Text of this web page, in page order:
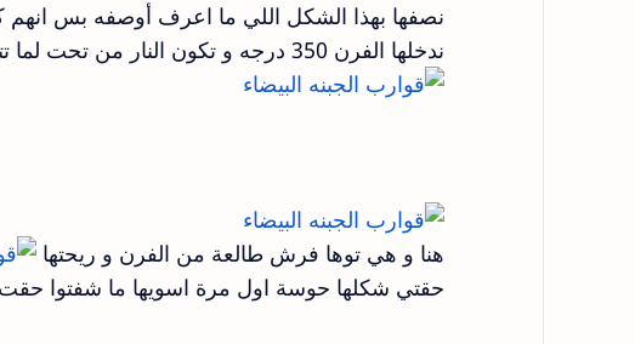
نصفها بهذا الشكل اللي ما اعرف أوصفه بس انهم
ندخلها الفرن 350 درجه و تكون النار من تحت لما تتحمر نقلب الحراره من فوق الين ما تاخذ لون يخقق
هنا و هي توها فرش طالعة من الفرن و ريحتها
حقتي شكلها حوسة اول مرة اسويها ما شفتوا